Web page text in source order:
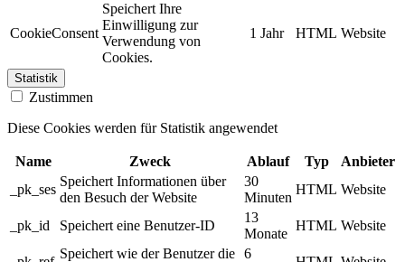
CookieConsent
Speichert Ihre
Einwilligung zur
Verwendung von
Cookies.
1 Jahr HTML Website
Statistik
Zustimmen
Diese Cookies werden für Statistik angewendet
Name Zweck Ablauf Typ
Anbieter
_pk_ses
Speichert Informationen über
den Besuch der Website
30
Minuten
HTML Website
_pk_id Speichert eine Benutzer-ID
13
Monate
HTML Website
Speichert wie der Benutzer die 6